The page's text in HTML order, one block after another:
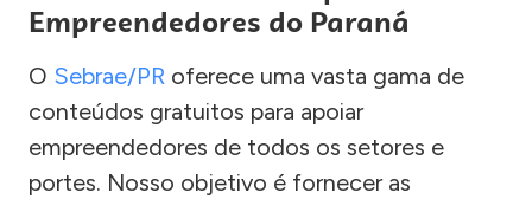
Empreendedores do Paraná
O Sebrae/PR oferece uma vasta gama de
conteúdos gratuitos para apoiar
empreendedores de todos os setores e
portes. Nosso objetivo é fornecer as